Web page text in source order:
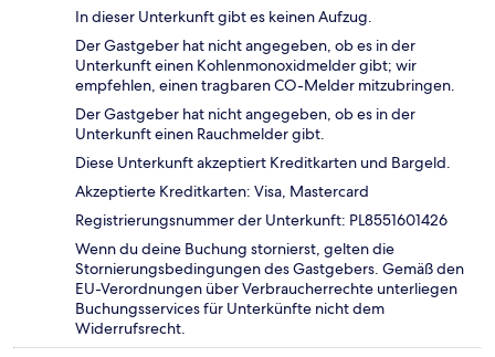
In dieser Unterkunft gibt es keinen Aufzug.
Der Gastgeber hat nicht angegeben, ob es in der
Unterkunft einen Kohlenmonoxidmelder gibt; wir
empfehlen, einen tragbaren CO-Melder mitzubringen.
Der Gastgeber hat nicht angegeben, ob es in der
Unterkunft einen Rauchmelder gibt.
Diese Unterkunft akzeptiert Kreditkarten und Bargeld.
Akzeptierte Kreditkarten: Visa, Mastercard
Registrierungsnummer der Unterkunft: PL8551601426
Wenn du deine Buchung stornierst, gelten die
Stornierungsbedingungen des Gastgebers. Gemäß den
EU-Verordnungen über Verbraucherrechte unterliegen
Buchungsservices für Unterkünfte nicht dem
Widerrufsrecht.